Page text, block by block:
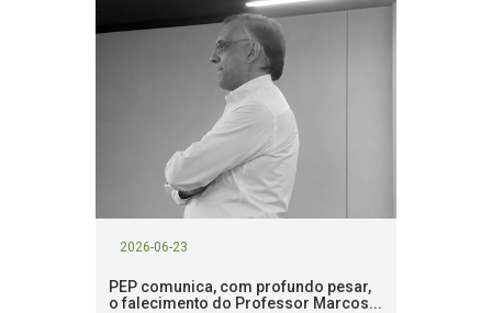
2026-06-23
PEP comunica, com profundo pesar,
o falecimento do Professor Marcos...